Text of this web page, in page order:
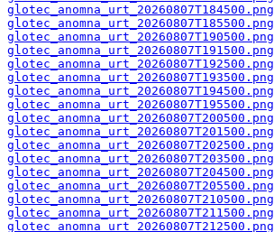
glotec_anomna_urt_20260807T184500.png
glotec_anomna_urt_20260807T185500.png
glotec_anomna_urt_20260807T190500.png
glotec_anomna_urt_20260807T191500.png
glotec_anomna_urt_20260807T192500.png
glotec_anomna_urt_20260807T193500.png
glotec_anomna_urt_20260807T194500.png
glotec_anomna_urt_20260807T195500.png
glotec_anomna_urt_20260807T200500.png
glotec_anomna_urt_20260807T201500.png
glotec_anomna_urt_20260807T202500.png
glotec_anomna_urt_20260807T203500.png
glotec_anomna_urt_20260807T204500.png
glotec_anomna_urt_20260807T205500.png
glotec_anomna_urt_20260807T210500.png
glotec_anomna_urt_20260807T211500.png
glotec_anomna_urt_20260807T212500.png